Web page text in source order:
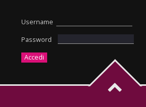
Username
Password